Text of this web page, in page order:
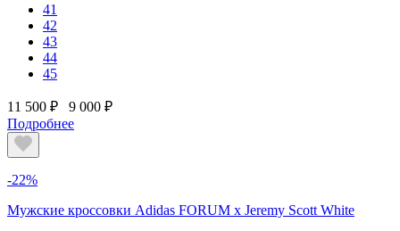
41
42
43
44
45
11 500 ₽
9 000 ₽
Подробнее
-22%
Мужские кроссовки Adidas FORUM х Jeremy Scott White